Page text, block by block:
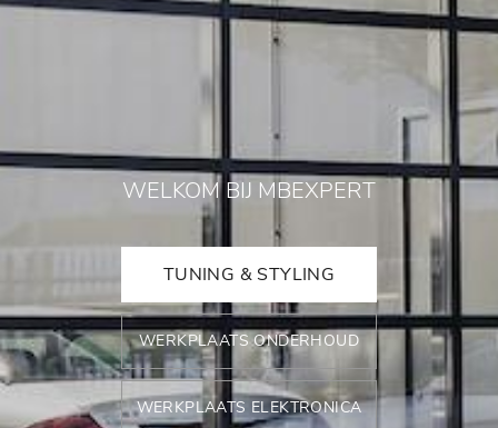
WELKOM BIJ MBEXPERT
TUNING & STYLING
WERKPLAATS ONDERHOUD
WERKPLAATS ELEKTRONICA